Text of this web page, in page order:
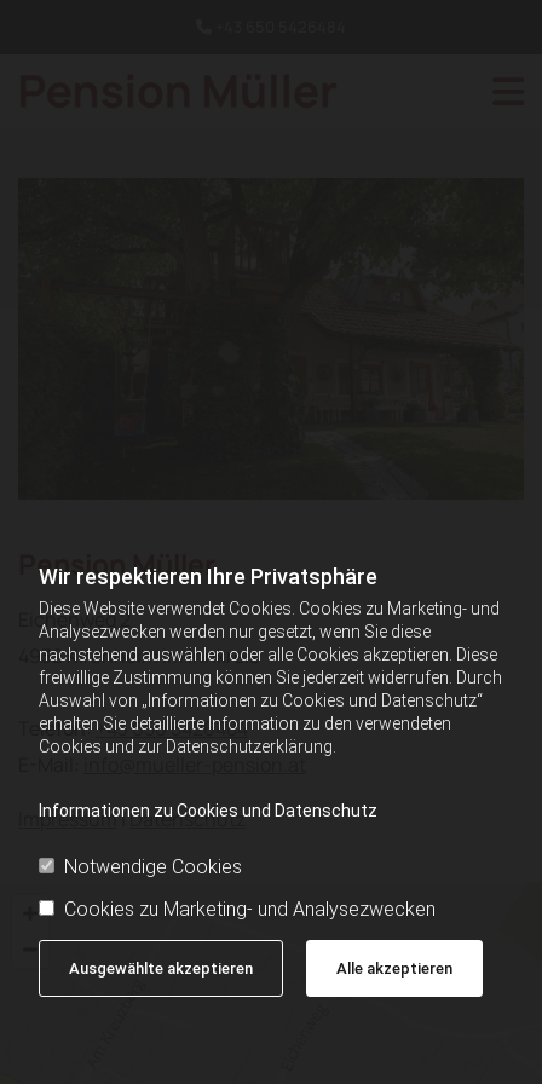
Wir respektieren Ihre Privatsphäre
Diese Website verwendet Cookies. Cookies zu Marketing- und
Analysezwecken werden nur gesetzt, wenn Sie diese
nachstehend auswählen oder alle Cookies akzeptieren. Diese
freiwillige Zustimmung können Sie jederzeit widerrufen. Durch
Auswahl von „Informationen zu Cookies und Datenschutz“
erhalten Sie detaillierte Information zu den verwendeten
Cookies und zur Datenschutzerklärung.
Informationen zu Cookies und Datenschutz
Notwendige Cookies
Cookies zu Marketing- und Analysezwecken
Ausgewählte akzeptieren Alle akzeptieren
Pension Müller
Eichenweg 2
4932 Kirchheim im Innkreis
Telefon:+43 650 5426484
Impressum|Datenschutz